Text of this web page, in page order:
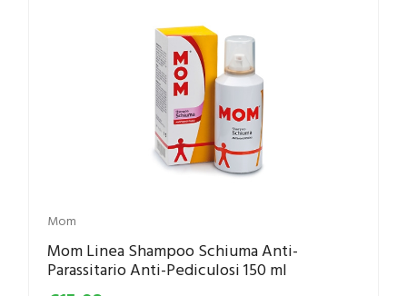
Mom
Mom Linea Shampoo Schiuma Anti-
Parassitario Anti-Pediculosi 150 ml